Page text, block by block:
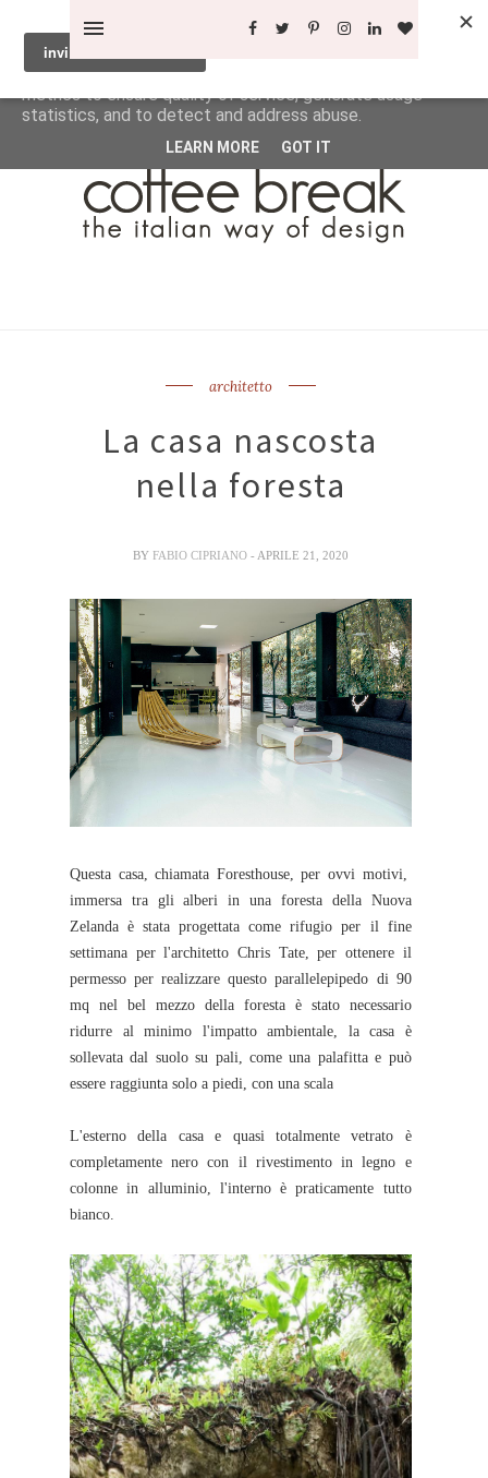
architetto
La casa nascosta
nella foresta
BY FABIO CIPRIANO - APRILE 21, 2020
Questa casa, chiamata Foresthouse, per ovvi motivi,
immersa tra gli alberi in una foresta della Nuova
Zelanda è stata progettata come rifugio per il fine
settimana per l'architetto Chris Tate, per ottenere il
permesso per realizzare questo parallelepipedo di 90
mq nel bel mezzo della foresta è stato necessario
ridurre al minimo l'impatto ambientale, la casa è
sollevata dal suolo su pali, come una palafitta e può
essere raggiunta solo a piedi, con una scala
L'esterno della casa e quasi totalmente vetrato è
completamente nero con il rivestimento in legno e
colonne in alluminio, l'interno è praticamente tutto
bianco.
This site uses cookies from Google to deliver its services
and to analyze traffic. Your IP address and user-agent are
shared with Google along with performance and security
metrics to ensure quality of service, generate usage
statistics, and to detect and address abuse.
LEARN MORE GOT IT